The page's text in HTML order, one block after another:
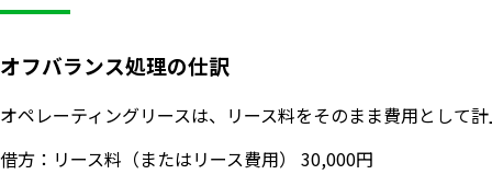
オフバランス処理の仕訳
オペレーティングリースは、リース料をそのまま費用として
借方：リース料（またはリース費用） 30,000円